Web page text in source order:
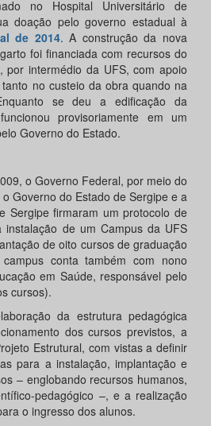
no Hospital Universitário de
doação pelo governo estadual à
de 2014. A construção da nova
foi financiada com recursos do
por intermédio da UFS, com apoio
no custeio da obra quando na
se deu a edificação da
provisoriamente em um
Governo do Estado.
o Governo Federal, por meio do
Governo do Estado de Sergipe e a
Sergipe firmaram um protocolo de
instalação de um Campus da UFS
de oito cursos de graduação
conta também com nono
em Saúde, responsável pelo
cursos).
da estrutura pedagógica
dos cursos previstos, a
Estrutural, com vistas a definir
para a instalação, implantação e
– englobando recursos humanos,
pedagógico –, e a realização
o ingresso dos alunos.